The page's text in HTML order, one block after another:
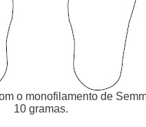
o monofilamento de
10 gramas.